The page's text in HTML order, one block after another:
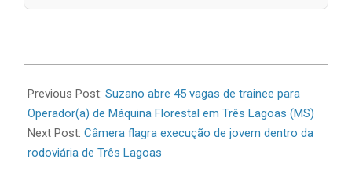
07-
06
Previous Post: Suzano abre 45 vagas de trainee para
Operador(a) de Máquina Florestal em Três Lagoas (MS)
Next Post: Câmera flagra execução de jovem dentro da
rodoviária de Três Lagoas